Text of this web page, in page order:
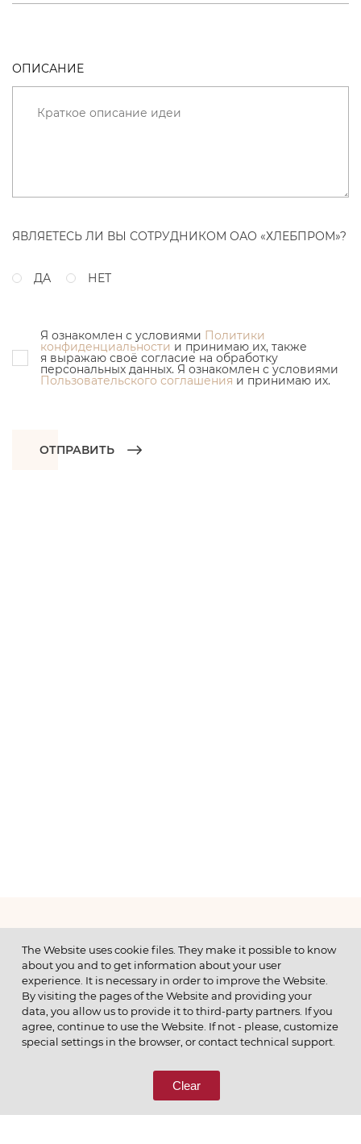
ОПИСАНИЕ
ЯВЛЯЕТЕСЬ ЛИ ВЫ СОТРУДНИКОМ ОАО «ХЛЕБПРОМ»?
ДА НЕТ
Я ознакомлен с условиями Политики
конфиденциальности и принимаю их, также
я выражаю своё согласие на обработку
персональных данных. Я ознакомлен с условиями
Пользовательского соглашения и принимаю их.
ОТПРАВИТЬ
МЕНЮ
© 2026 ОАО
ПОЗВОНИТЕ НАМ
8 (800) 333-65-66
The Website uses cookie files. They make it possible to know
about you and to get information about your user
experience. It is necessary in order to improve the Website.
By visiting the pages of the Website and providing your
data, you allow us to provide it to third-party partners. If you
agree, continue to use the Website. If not - please, customize
special settings in the browser, or contact technical support.
Clear